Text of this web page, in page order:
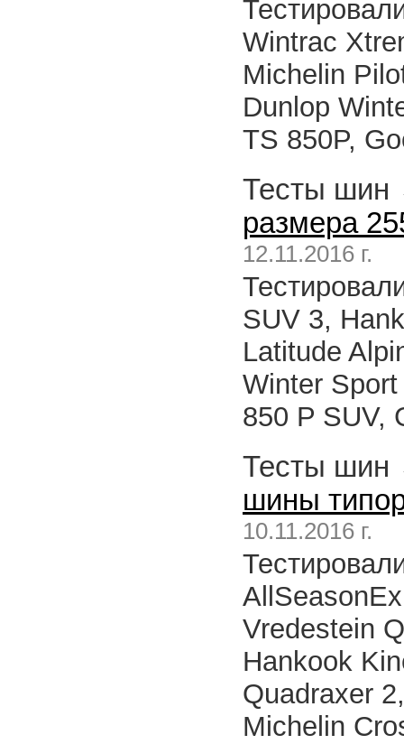
Wintrac
Michelin
Dunlop
TS 850P,
Тесты
размера
12.11.2016 г.
SUV 3,
Latitude
Winter
850 P SUV,
Тесты
шины
10.11.2016 г.
Vredestein
Hankook
Quadraxer
Michelin